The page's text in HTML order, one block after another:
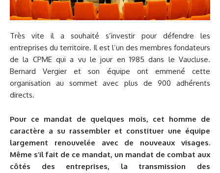
Très vite il a souhaité s’investir pour défendre les
entreprises du territoire. Il est l’un des membres fondateurs
de la CPME qui a vu le jour en 1985 dans le Vaucluse.
Bernard Vergier et son équipe ont emmené cette
organisation au sommet avec plus de 900 adhérents
directs.
Pour ce mandat de quelques mois, cet homme de
caractère a su rassembler et constituer une équipe
largement renouvelée avec de nouveaux visages.
Même s’il fait de ce mandat, un mandat de combat aux
côtés des entreprises, la transmission des